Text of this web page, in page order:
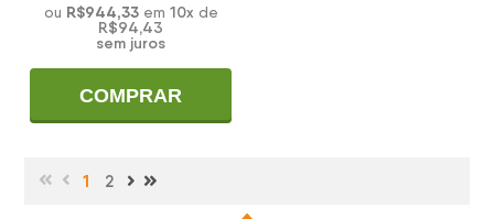
ou R$944,33em 10x de
R$94,43
sem juros
COMPRAR
1 2